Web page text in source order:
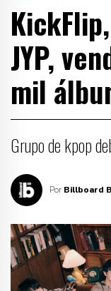
JYP,
mil
Grupo de kpop
Por Billboard